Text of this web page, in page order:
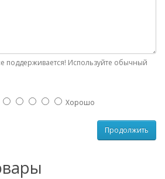
поддерживается! Используйте обычный
Хорошо
Продолжить